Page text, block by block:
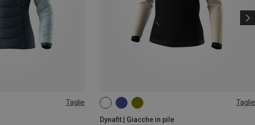
Taglie Taglie
Dynafit | Giacche in pile
S M L